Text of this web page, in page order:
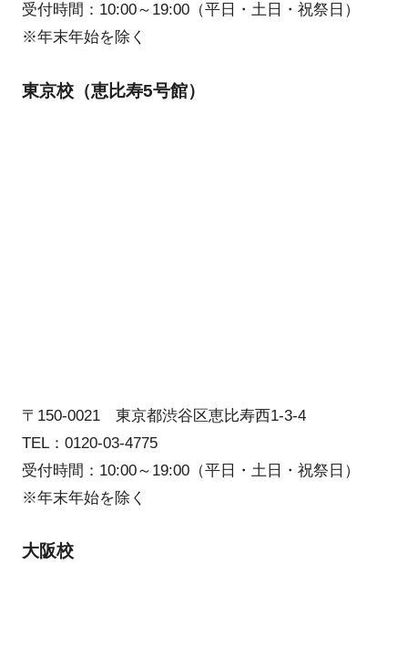
受付時間：10:00～19:00（平日・土日・祝祭日）
※年末年始を除く
東京校（恵比寿5号館）
〒150-0021 東京都渋谷区恵比寿西1-3-4
TEL：0120-03-4775
受付時間：10:00～19:00（平日・土日・祝祭日）
※年末年始を除く
大阪校